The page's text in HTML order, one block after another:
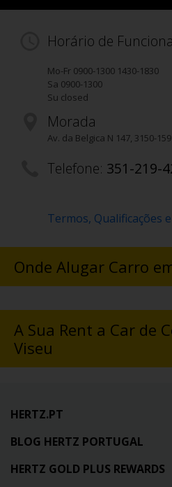
Horário de
Mo-Fr 0900-1300 1430-1830
Sa 0900-1300
Su closed
Morada
Av. da Belgica N 147, 3150-159
Telefone: 351-219-
Termos, Qualificações
Onde Alugar Carro
A Sua Rent a Car de
Viseu
HERTZ.PT
BLOG HERTZ PORTUGAL
HERTZ GOLD PLUS REWARDS